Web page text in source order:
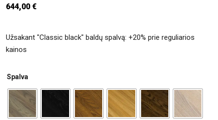
644,00 €
Užsakant "Classic black" baldų spalvą: +20% prie reguliarios
kainos
Spalva